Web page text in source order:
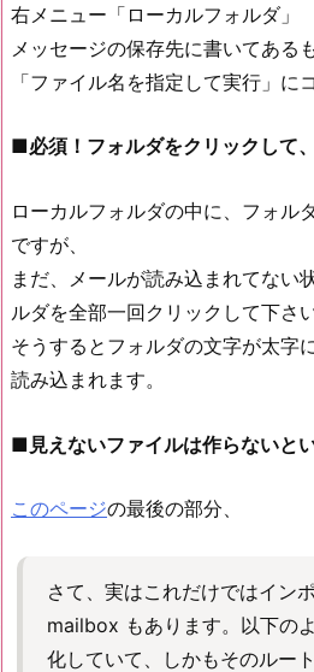
右メニュー「ローカルフォルダ」
メッセージの保存先に書いてある
「ファイル名を指定して実行」に
■必須！フォルダをクリックして
ローカルフォルダの中に、フォル
ですが、
まだ、メールが読み込まれてない
ルダを全部一回クリックして下さい
そうするとフォルダの文字が太字
読み込まれます。
■見えないファイルは作らないと
このページの最後の部分、
さて、実はこれだけではイン
mailbox もあります。以下の
化していて、しかもそのルー